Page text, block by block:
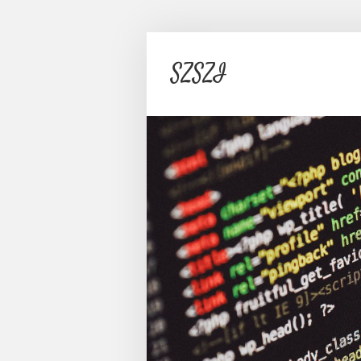
SZSZI